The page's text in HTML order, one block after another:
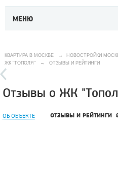
МЕНЮ
КВАРТИРА В МОСКВЕ → НОВОСТРОЙКИ
ЖК "ТОПОЛЯ"
→ ОТЗЫВЫ И РЕЙТИНГИ
Отзывы о ЖК
ОБ ОБЪЕКТЕ ОТЗЫВЫ И РЕЙТИНГИ